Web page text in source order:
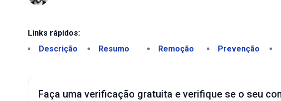
Links rápidos:
Descrição
Resumo Remoção Prevenção
Faça uma verificação gratuita e verifique se o seu